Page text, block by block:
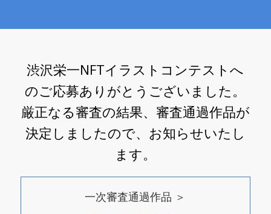
渋沢栄一NFTイラストコンテストへ
のご応募ありがとうございました。
厳正なる審査の結果、審査通過作品が
決定しましたので、お知らせいたし
ます。
一次審査通過作品 ＞